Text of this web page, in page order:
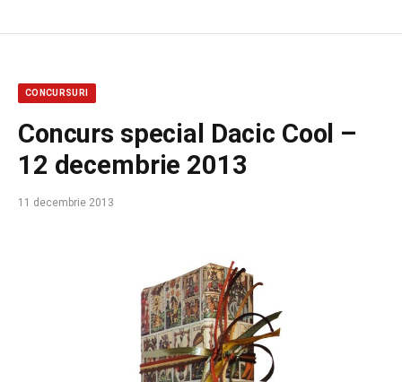
CONCURSURI
Concurs special Dacic Cool –
12 decembrie 2013
11 decembrie 2013